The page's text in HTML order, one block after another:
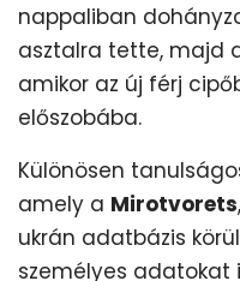
nappaliban
asztalra tette, majd
amikor az új férj
előszobába.
Különösen
amely a Mirotvorets
ukrán adatbázis
személyes adatokat